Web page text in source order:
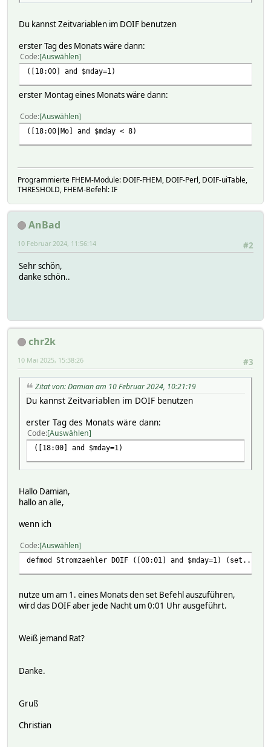
Du kannst Zeitvariablen im DOIF benutzen
erster Tag des Monats wäre dann:
Code Auswählen
([18:00] and $mday=1)
erster Montag eines Monats wäre dann:
Code Auswählen
([18:00|Mo] and $mday < 8)
Programmierte FHEM-Module: DOIF-FHEM, DOIF-Perl, DOIF-uiTable,
THRESHOLD, FHEM-Befehl: IF
AnBad
#2
10 Februar 2024, 11:56:14
Sehr schön,
danke schön..
chr2k
#3
10 Mai 2025, 15:38:26
Zitat von: Damian am 10 Februar 2024, 10:21:19
Du kannst Zeitvariablen im DOIF benutzen
erster Tag des Monats wäre dann:
Code Auswählen
([18:00] and $mday=1)
Hallo Damian,
hallo an alle,
wenn ich
Code Auswählen
defmod Stromzaehler DOIF ([00:01] and $mday=1) (set...)
nutze um am 1. eines Monats den set Befehl auszuführen,
wird das DOIF aber jede Nacht um 0:01 Uhr ausgeführt.
Weiß jemand Rat?
Danke.
Gruß
Christian